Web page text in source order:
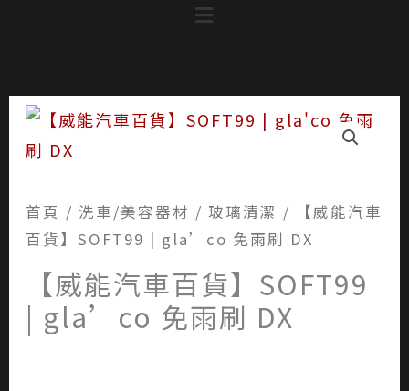
要
首頁 / 洗車/美容器材 / 玻璃清潔 / 【威能汽車
百貨】SOFT99 | gla’co 免雨刷 DX
【威能汽車百貨】SOFT99
| gla’co 免雨刷 DX